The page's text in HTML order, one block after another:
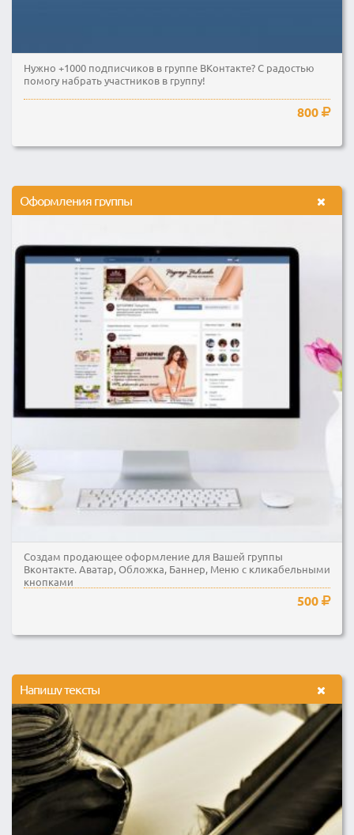
Нужно +1000 подписчиков в группе ВКонтакте? С радостью
помогу набрать участников в группу!
800
Оформления группы
Создам продающее оформление для Вашей группы
Вконтакте. Аватар, Обложка, Баннер, Меню с кликабельными
кнопками
500
Напишу тексты